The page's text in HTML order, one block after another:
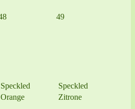
Speckled
Orange
49
Speckled
Zitrone